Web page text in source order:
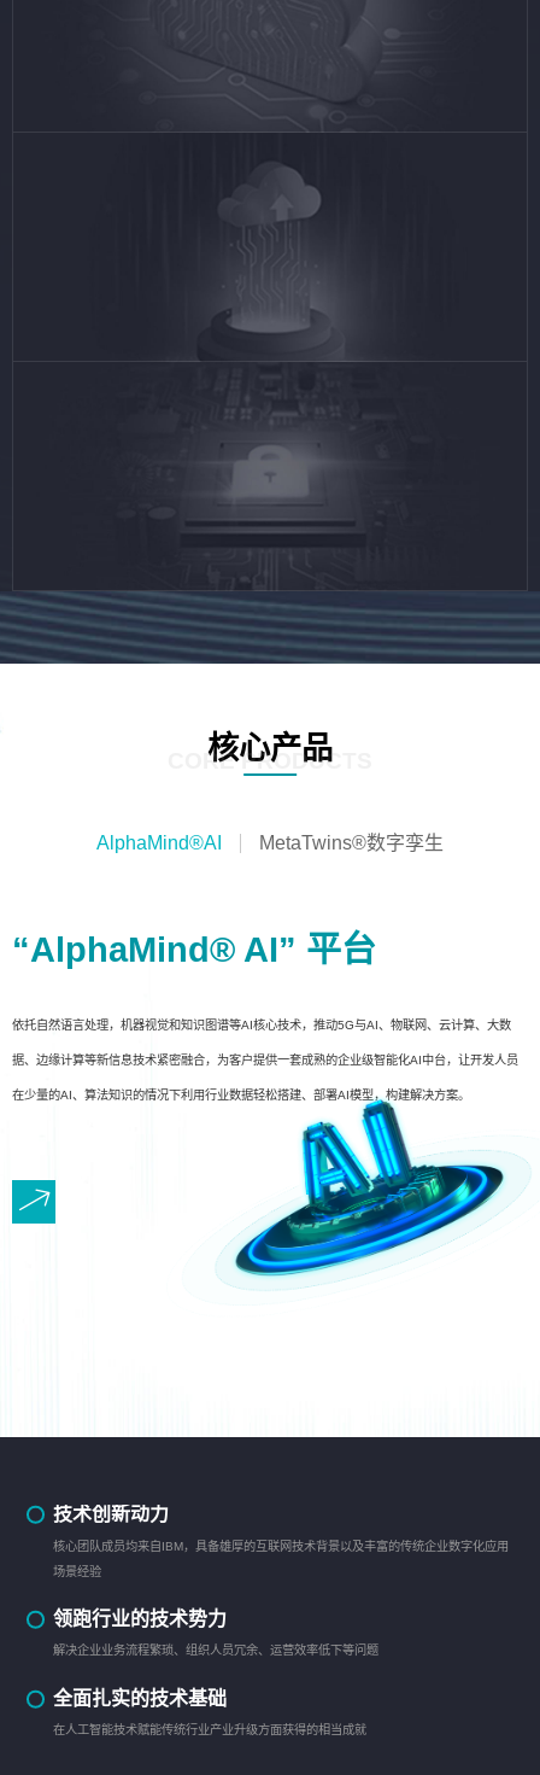
核心产品
CORE PRODUCTS
AlphaMind®AI MetaTwins®数字孪生
“AlphaMind® AI” 平台
依托自然语言处理，机器视觉和知识图谱等AI核心技术，推动5G与AI、物联网、云计算、大数
据、边缘计算等新信息技术紧密融合，为客户提供一套成熟的企业级智能化AI中台，让开发人员
在少量的AI、算法知识的情况下利用行业数据轻松搭建、部署AI模型，构建解决方案。
技术创新动力
核心团队成员均来自IBM，具备雄厚的互联网技术背景以及丰富的传统企业数字化应用
场景经验
领跑行业的技术势力
解决企业业务流程繁琐、组织人员冗余、运营效率低下等问题
全面扎实的技术基础
在人工智能技术赋能传统行业产业升级方面获得的相当成就